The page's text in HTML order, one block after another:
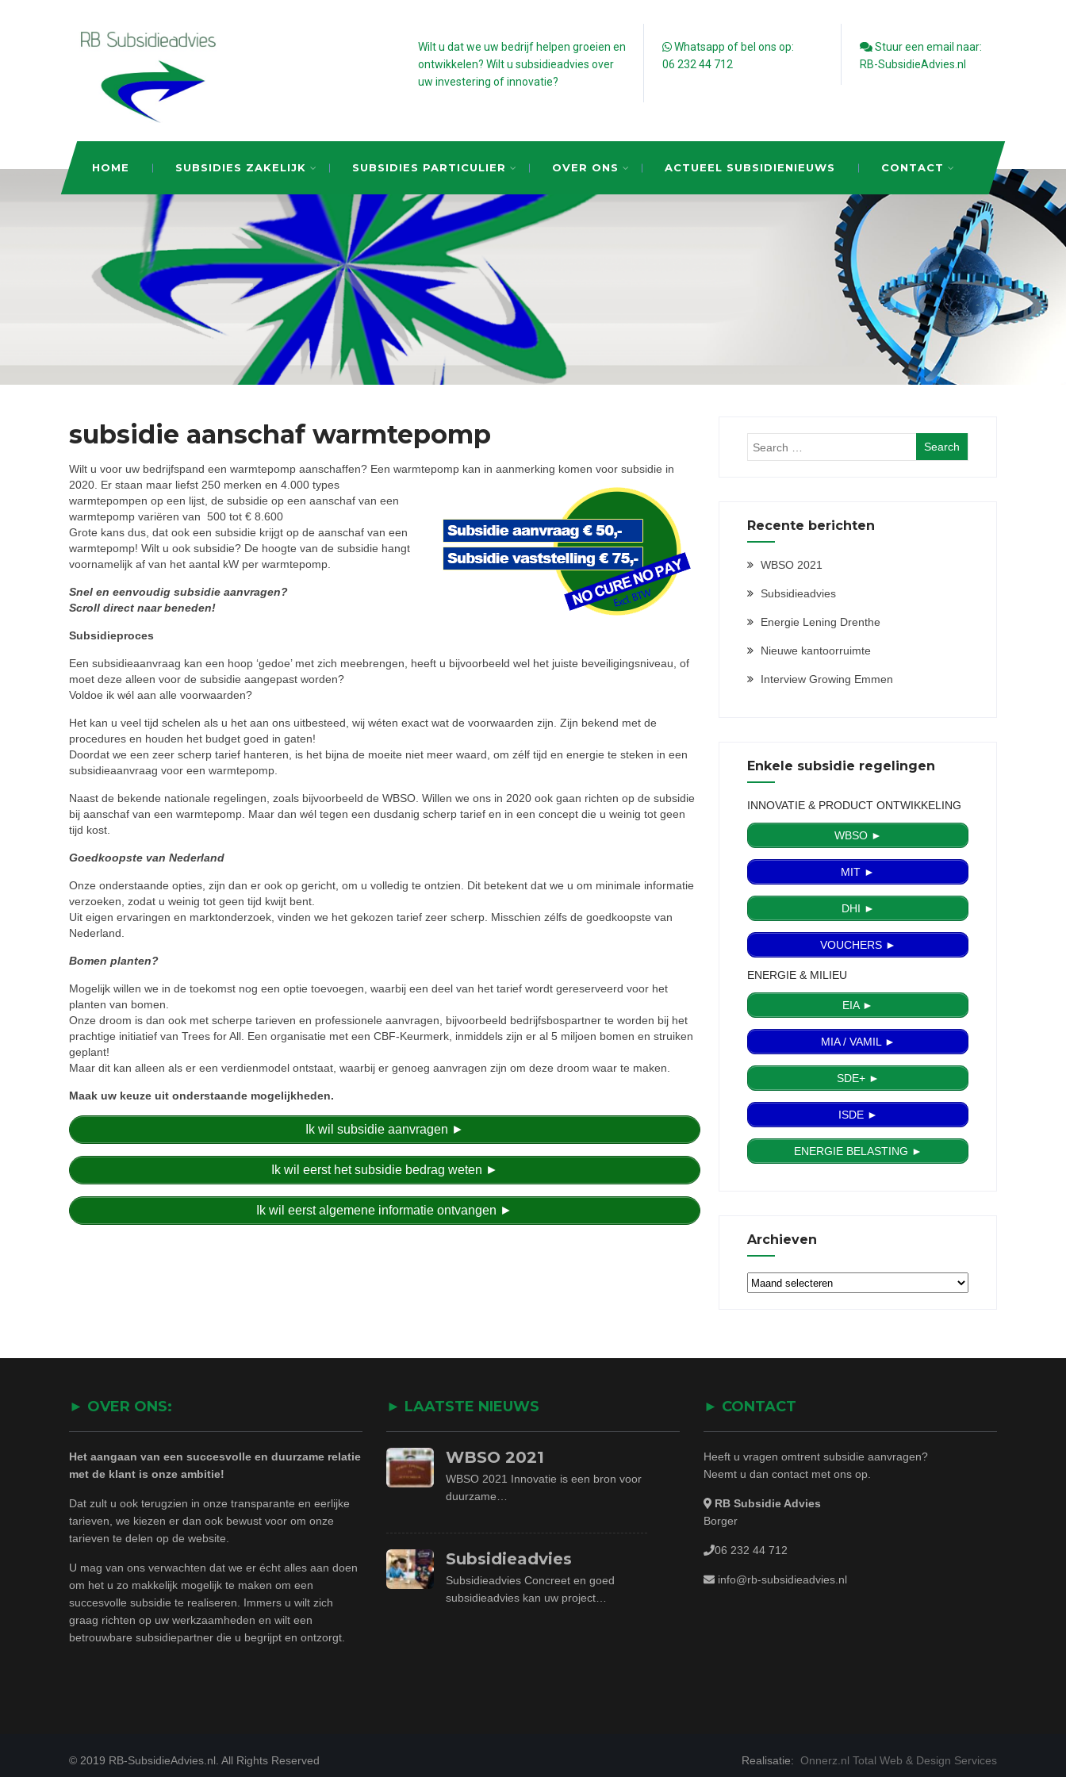
Wilt u dat we uw bedrijf helpen groeien en
ontwikkelen? Wilt u subsidieadvies over
uw investering of innovatie?
Whatsapp of bel ons op:
06 232 44 712
Stuur een email naar:
RB-SubsidieAdvies.nl
HOME SUBSIDIES ZAKELIJK SUBSIDIES PARTICULIER OVER ONS ACTUEEL SUBSIDIENIEUWS CONTACT
subsidie aanschaf warmtepomp
Wilt u voor uw bedrijfspand een warmtepomp aanschaffen? Een warmtepomp kan in aanmerking komen voor subsidie in
2020. Er staan maar liefst 250 merken en 4.000 types
warmtepompen op een lijst, de subsidie op een aanschaf van een
warmtepomp variëren van 500 tot € 8.600
Grote kans dus, dat ook een subsidie krijgt op de aanschaf van een
warmtepomp! Wilt u ook subsidie? De hoogte van de subsidie hangt
voornamelijk af van het aantal kW per warmtepomp.
Snel en eenvoudig subsidie aanvragen?
Scroll direct naar beneden!
Subsidieproces
Een subsidieaanvraag kan een hoop ‘gedoe’ met zich meebrengen, heeft u bijvoorbeeld wel het juiste beveiligingsniveau, of
moet deze alleen voor de subsidie aangepast worden?
Voldoe ik wél aan alle voorwaarden?
Het kan u veel tijd schelen als u het aan ons uitbesteed, wij wéten exact wat de voorwaarden zijn. Zijn bekend met de
procedures en houden het budget goed in gaten!
Doordat we een zeer scherp tarief hanteren, is het bijna de moeite niet meer waard, om zélf tijd en energie te steken in een
subsidieaanvraag voor een warmtepomp.
Naast de bekende nationale regelingen, zoals bijvoorbeeld de WBSO. Willen we ons in 2020 ook gaan richten op de subsidie
bij aanschaf van een warmtepomp. Maar dan wél tegen een dusdanig scherp tarief en in een concept die u weinig tot geen
tijd kost.
Goedkoopste van Nederland
Onze onderstaande opties, zijn dan er ook op gericht, om u volledig te ontzien. Dit betekent dat we u om minimale informatie
verzoeken, zodat u weinig tot geen tijd kwijt bent.
Uit eigen ervaringen en marktonderzoek, vinden we het gekozen tarief zeer scherp. Misschien zélfs de goedkoopste van
Nederland.
Bomen planten?
Mogelijk willen we in de toekomst nog een optie toevoegen, waarbij een deel van het tarief wordt gereserveerd voor het
planten van bomen.
Onze droom is dan ook met scherpe tarieven en professionele aanvragen, bijvoorbeeld bedrijfsbospartner te worden bij het
prachtige initiatief van Trees for All. Een organisatie met een CBF-Keurmerk, inmiddels zijn er al 5 miljoen bomen en struiken
geplant!
Maar dit kan alleen als er een verdienmodel ontstaat, waarbij er genoeg aanvragen zijn om deze droom waar te maken.
Maak uw keuze uit onderstaande mogelijkheden.
Ik wil subsidie aanvragen ►
Ik wil eerst het subsidie bedrag weten ►
Ik wil eerst algemene informatie ontvangen ►
Recente berichten
WBSO 2021
Subsidieadvies
Energie Lening Drenthe
Nieuwe kantoorruimte
Interview Growing Emmen
Enkele subsidie regelingen
INNOVATIE & PRODUCT ONTWIKKELING
WBSO ►
MIT ►
DHI ►
VOUCHERS ►
ENERGIE & MILIEU
EIA ►
MIA / VAMIL ►
SDE+ ►
ISDE ►
ENERGIE BELASTING ►
Archieven
Archieven
► OVER ONS:
Het aangaan van een succesvolle en duurzame relatie
met de klant is onze ambitie!
Dat zult u ook terugzien in onze transparante en eerlijke
tarieven, we kiezen er dan ook bewust voor om onze
tarieven te delen op de website.
U mag van ons verwachten dat we er écht alles aan doen
om het u zo makkelijk mogelijk te maken om een
succesvolle subsidie te realiseren. Immers u wilt zich
graag richten op uw werkzaamheden en wilt een
betrouwbare subsidiepartner die u begrijpt en ontzorgt.
► LAATSTE NIEUWS
WBSO 2021
WBSO 2021 Innovatie is een bron voor
duurzame…
Subsidieadvies
Subsidieadvies Concreet en goed
subsidieadvies kan uw project…
► CONTACT
Heeft u vragen omtrent subsidie aanvragen?
Neemt u dan contact met ons op.
RB Subsidie Advies
Borger
06 232 44 712
info@rb-subsidieadvies.nl
© 2019 RB-SubsidieAdvies.nl. All Rights Reserved Realisatie: Onnerz.nl Total Web & Design Services